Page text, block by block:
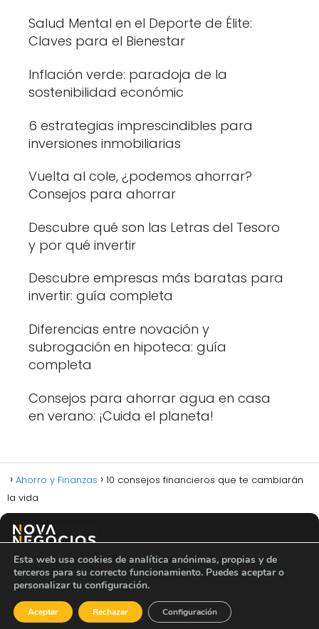
Salud Mental en el Deporte de Élite:
Claves para el Bienestar
Inflación verde: paradoja de la
sostenibilidad económic
6 estrategias imprescindibles para
inversiones inmobiliarias
Vuelta al cole, ¿podemos ahorrar?
Consejos para ahorrar
Descubre qué son las Letras del Tesoro
y por qué invertir
Descubre empresas más baratas para
invertir: guía completa
Diferencias entre novación y
subrogación en hipoteca: guía
completa
Consejos para ahorrar agua en casa
en verano: ¡Cuida el planeta!
Ahorro y Finanzas
10 consejos financieros que te cambiarán
la vida
Política de privacidad Política de cookies
Aviso legal
Sobre nosotros
Contacto
Esta web usa cookies de analítica anónimas, propias y de
terceros para su correcto funcionamiento. Puedes aceptar o
personalizar tu configuración.
Aceptar Rechazar Configuración